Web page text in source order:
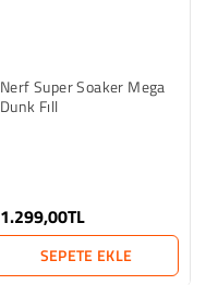
Nerf Super Soaker Mega
Dunk Fıll
1.299,00TL
SEPETE EKLE